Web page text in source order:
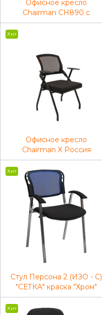
Офисное кресло
Chairman CH890 c
пюпитром оранжевый (2
Хит
Офисное кресло
Chairman X Россия
черный/черный
Хит
Стул Персона 2 (ИЗО - С)
"СЕТКА" краска "Хром"
Хит